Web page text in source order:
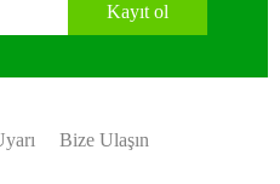
Kayıt ol
Bize Ulaşın